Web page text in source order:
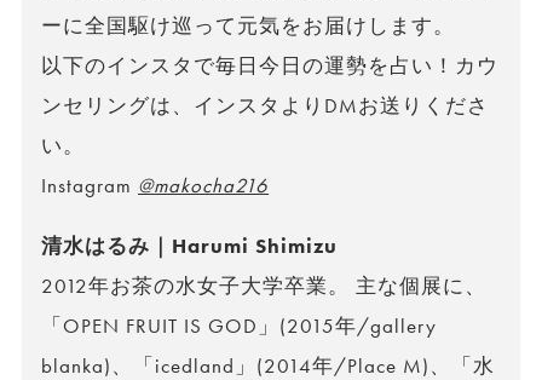
ーに全国駆け巡って元気をお届けします。
以下のインスタで毎日今日の運勢を占い！カウ
ンセリングは、インスタよりDMお送りくださ
い。
Instagram @makocha216
清水はるみ｜Harumi Shimizu
2012年お茶の水女子大学卒業。 主な個展に、
「OPEN FRUIT IS GOD」(2015年/gallery
blanka)、「icedland」(2014年/Place M)、「水